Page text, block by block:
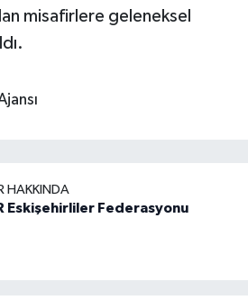
misafirlere geleneksel
HAKKINDA
Eskişehirliler Federasyonu